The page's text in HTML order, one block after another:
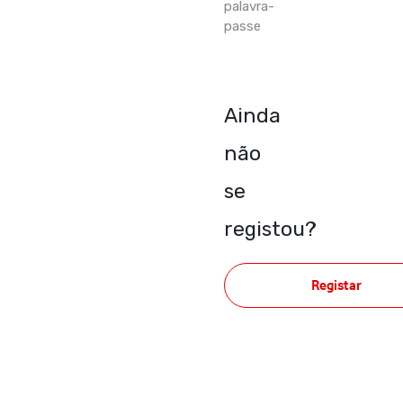
palavra-
passe
Ainda
não
se
registou?
Registar